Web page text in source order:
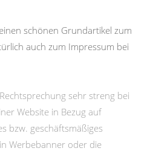
schönen Grundartikel zum
auch zum Impressum bei
sehr streng bei
Website in Bezug auf
bzw. geschäftsmäßiges
Werbebanner oder die